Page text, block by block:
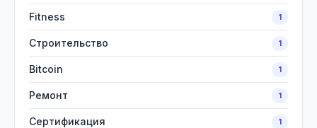
Fitness 1
Строительство 1
Bitcoin 1
Ремонт 1
Сертификация 1